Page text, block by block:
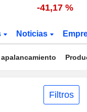
-41,17 %
Noticias
apalancamiento
Filtros